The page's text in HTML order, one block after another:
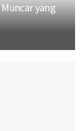
yang